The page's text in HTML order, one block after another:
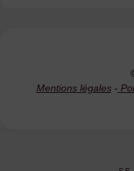
Mentions légales-